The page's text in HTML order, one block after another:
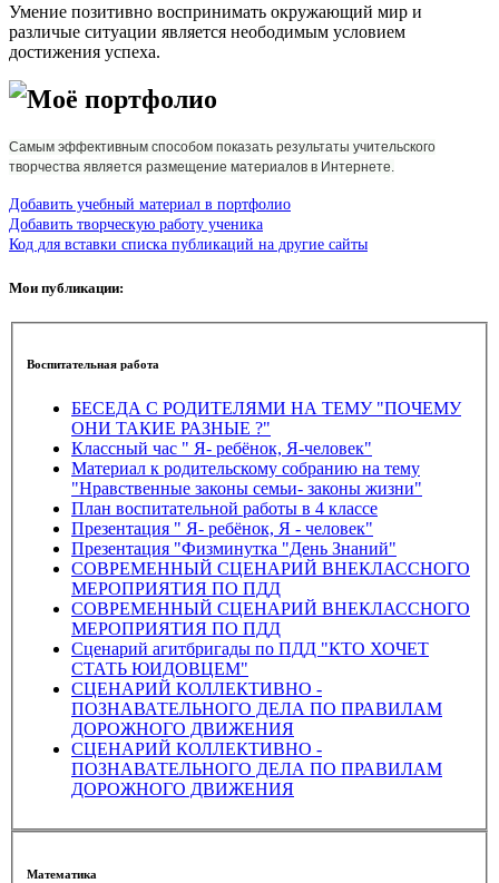
Умение позитивно воспринимать окружающий мир и
различые ситуации является неободимым условием
достижения успеха.
Моё портфолио
Самым эффективным способом показать результаты учительского
творчества является размещение материалов в Интернете.
Добавить учебный материал в портфолио
Добавить творческую работу ученика
Код для вставки списка публикаций на другие сайты
Мои публикации:
Воспитательная работа
БЕСЕДА С РОДИТЕЛЯМИ НА ТЕМУ "ПОЧЕМУ
ОНИ ТАКИЕ РАЗНЫЕ ?"
Классный час " Я- ребёнок, Я-человек"
Материал к родительскому собранию на тему
"Нравственные законы семьи- законы жизни"
План воспитательной работы в 4 классе
Презентация " Я- ребёнок, Я - человек"
Презентация "Физминутка "День Знаний"
СОВРЕМЕННЫЙ СЦЕНАРИЙ ВНЕКЛАССНОГО
МЕРОПРИЯТИЯ ПО ПДД
СОВРЕМЕННЫЙ СЦЕНАРИЙ ВНЕКЛАССНОГО
МЕРОПРИЯТИЯ ПО ПДД
Сценарий агитбригады по ПДД "КТО ХОЧЕТ
СТАТЬ ЮИДОВЦЕМ"
СЦЕНАРИЙ КОЛЛЕКТИВНО -
ПОЗНАВАТЕЛЬНОГО ДЕЛА ПО ПРАВИЛАМ
ДОРОЖНОГО ДВИЖЕНИЯ
СЦЕНАРИЙ КОЛЛЕКТИВНО -
ПОЗНАВАТЕЛЬНОГО ДЕЛА ПО ПРАВИЛАМ
ДОРОЖНОГО ДВИЖЕНИЯ
Математика